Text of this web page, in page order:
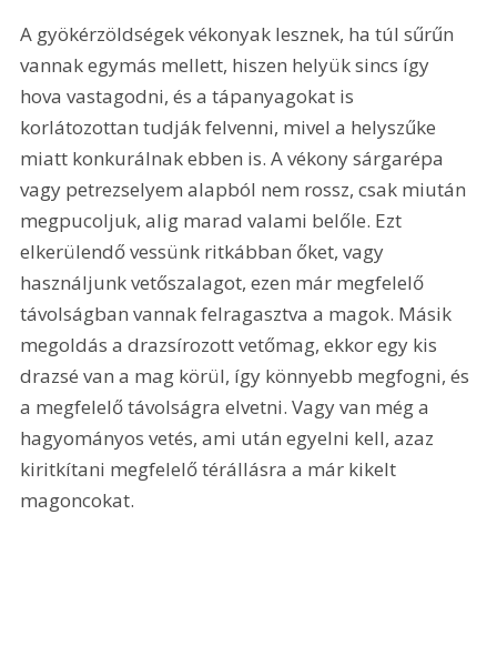
A gyökérzöldségek vékonyak lesznek, ha túl sűrűn
vannak egymás mellett, hiszen helyük sincs így
hova vastagodni, és a tápanyagokat is
korlátozottan tudják felvenni, mivel a helyszűke
miatt konkurálnak ebben is. A vékony sárgarépa
vagy petrezselyem alapból nem rossz, csak miután
megpucoljuk, alig marad valami belőle. Ezt
elkerülendő vessünk ritkábban őket, vagy
használjunk vetőszalagot, ezen már megfelelő
távolságban vannak felragasztva a magok. Másik
megoldás a drazsírozott vetőmag, ekkor egy kis
drazsé van a mag körül, így könnyebb megfogni, és
a megfelelő távolságra elvetni. Vagy van még a
hagyományos vetés, ami után egyelni kell, azaz
kiritkítani megfelelő térállásra a már kikelt
magoncokat.